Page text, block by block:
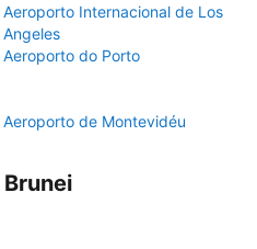
Aeroporto Internacional de Los
Angeles
Aeroporto do Porto
Aeroporto de Montevidéu